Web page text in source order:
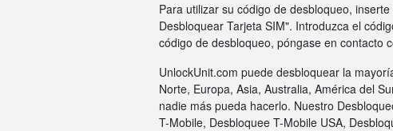
Para utilizar su código de desbloqueo,
Desbloquear Tarjeta SIM". Introduzca el
código de desbloqueo, póngase en contacto
UnlockUnit.com puede desbloquear la
Norte, Europa, Asia, Australia, América del
nadie más pueda hacerlo. Nuestro
T-Mobile, Desbloquee T-Mobile USA,